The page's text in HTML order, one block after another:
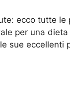
ecco tutte
per una
sue eccellenti